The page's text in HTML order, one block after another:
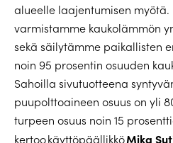
alueelle laajentumisen myötä.
varmistamme kaukolämmön
sekä säilytämme paikallisten
noin 95 prosentin osuuden
Sahoilla sivutuotteena
puupolttoaineen osuus on yli
turpeen osuus noin 15
kertoo käyttöpäällikköMika